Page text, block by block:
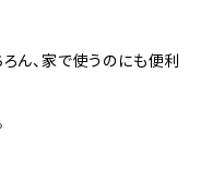
ん、家で使うのにも便利